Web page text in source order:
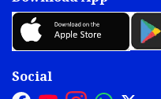
Social